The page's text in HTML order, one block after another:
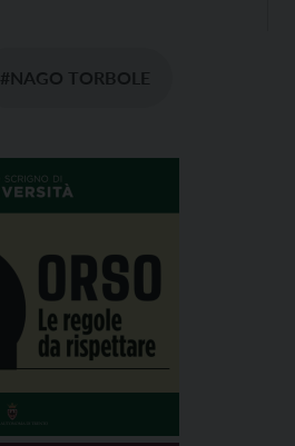
#NAGO TORBOLE